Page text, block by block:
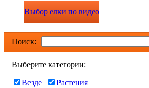
Выбор елки по видео
Поиск:
Выберите категории:
Везде
Растения